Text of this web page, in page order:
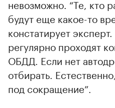
невозможно. “Те, кто
будут еще какое-то
констатирует
регулярно проходят
ОБДД. Если нет
отбирать.
под сокращение”.